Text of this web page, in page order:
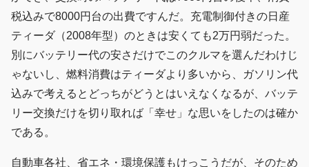
税込みで8000円台の出費ですんだ。充電制御付きの日産
ティーダ（2008年型）のときは安くても2万円弱だった。
別にバッテリー代の安さだけでこのクルマを選んだわけじ
ゃないし、燃料消費はティーダより多いから、ガソリン代
込みで考えるとどっちがどうとはいえなくなるが、バッテ
リー交換だけを切り取れば「幸せ」な思いをしたのは確か
である。
自動車各社、省エネ・環境保護もけっこうだが、そのため